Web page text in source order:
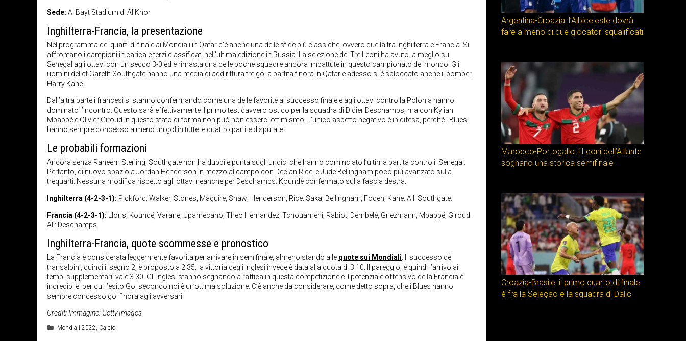
Sede: Al Bayt Stadium di Al Khor
Inghilterra-Francia, la presentazione
Nel programma dei quarti di finale ai Mondiali in Qatar c’è anche una delle sfide più classiche, ovvero quella tra Inghilterra e Francia. Si
affrontano i campioni in carica e terzi classificati nell’ultima edizione in Russia. La selezione dei Tre Leoni ha avuto la meglio sul
Senegal agli ottavi con un secco 3-0 ed è rimasta una delle poche squadre ancora imbattute in questo campionato del mondo. Gli
uomini del ct Gareth Southgate hanno una media di addirittura tre gol a partita finora in Qatar e adesso si è sbloccato anche il bomber
Harry Kane.
Dall’altra parte i francesi si stanno confermando come una delle favorite al successo finale e agli ottavi contro la Polonia hanno
dominato l’incontro. Questo sarà effettivamente il primo test davvero ostico per la squadra di Didier Deschamps, ma con Kylian
Mbappé e Olivier Giroud in questo stato di forma non può non esserci ottimismo. L’unico aspetto negativo è in difesa, perché i Blues
hanno sempre concesso almeno un gol in tutte le quattro partite disputate.
Le probabili formazioni
Ancora senza Raheem Sterling, Southgate non ha dubbi e punta sugli undici che hanno cominciato l’ultima partita contro il Senegal.
Pertanto, di nuovo spazio a Jordan Henderson in mezzo al campo con Declan Rice, e Jude Bellingham poco più avanzato sulla
trequarti. Nessuna modifica rispetto agli ottavi neanche per Deschamps. Koundé confermato sulla fascia destra.
Inghilterra (4-2-3-1): Pickford; Walker, Stones, Maguire, Shaw; Henderson, Rice; Saka, Bellingham, Foden; Kane. All: Southgate.
Francia (4-2-3-1): Lloris; Koundé, Varane, Upamecano, Theo Hernandez; Tchouameni, Rabiot; Dembelé, Griezmann, Mbappé; Giroud.
All: Deschamps.
Inghilterra-Francia, quote scommesse e pronostico
La Francia è considerata leggermente favorita per arrivare in semifinale, almeno stando alle quote sui Mondiali . Il successo dei
transalpini, quindi il segno 2, è proposto a 2.35; la vittoria degli inglesi invece è data alla quota di 3.10. Il pareggio, e quindi l’arrivo ai
tempi supplementari, vale 3.30. Gli inglesi stanno segnando a raffica in questa competizione e il potenziale offensivo della Francia è
incredibile, per cui l’esito Gol secondo noi è un’ottima soluzione. C’è anche da considerare, come detto sopra, che i Blues hanno
sempre concesso gol finora agli avversari.
Crediti Immagine: Getty Images
Categorie
Mondiali 2022, Calcio
Argentina-Croazia: l’Albiceleste dovrà
fare a meno di due giocatori squalificati
Marocco-Portogallo: i Leoni dell’Atlante
sognano una storica semifinale
Croazia-Brasile: il primo quarto di finale
è fra la Seleção e la squadra di Dalic